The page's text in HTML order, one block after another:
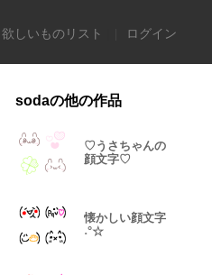
欲しいものリスト ログイン
sodaの他の作品
♡うさちゃんの
顔文字♡
懐かしい顔文字
˖°☆